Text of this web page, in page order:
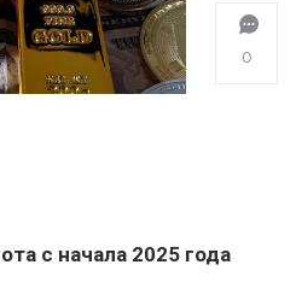
0
с начала 2025 года